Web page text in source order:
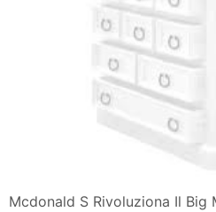
Mcdonald S Rivoluziona Il Big